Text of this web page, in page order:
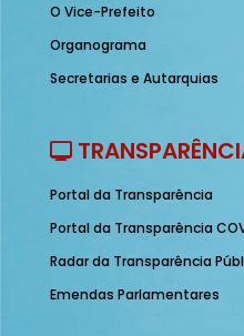
O Vice-Prefeito
Organograma
Secretarias e Autarquias
Portal da Transparência
Portal da Transparência
Radar da Transparência
Emendas Parlamentares